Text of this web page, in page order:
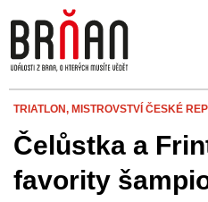
TRIATLON, MISTROVSTVÍ ČESKÉ
Čelůstka a
favority